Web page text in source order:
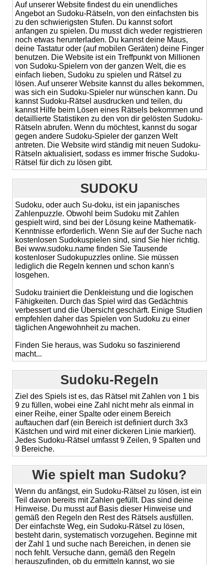
Auf unserer Website findest du ein unendliches
Angebot an Sudoku-Rätseln, von den einfachsten bis
zu den schwierigsten Stufen. Du kannst sofort
anfangen zu spielen. Du musst dich weder registrieren
noch etwas herunterladen. Du kannst deine Maus,
deine Tastatur oder (auf mobilen Geräten) deine Finger
benutzen. Die Website ist ein Treffpunkt von Millionen
von Sudoku-Spielern von der ganzen Welt, die es
einfach lieben, Sudoku zu spielen und Rätsel zu
lösen. Auf unserer Website kannst du alles bekommen,
was sich ein Sudoku-Spieler nur wünschen kann. Du
kannst Sudoku-Rätsel ausdrucken und teilen, du
kannst Hilfe beim Lösen eines Rätsels bekommen und
detaillierte Statistiken zu den von dir gelösten Sudoku-
Rätseln abrufen. Wenn du möchtest, kannst du sogar
gegen andere Sudoku-Spieler der ganzen Welt
antreten. Die Website wird ständig mit neuen Sudoku-
Rätseln aktualisiert, sodass es immer frische Sudoku-
Rätsel für dich zu lösen gibt.
SUDOKU
Sudoku, oder auch Su-doku, ist ein japanisches
Zahlenpuzzle. Obwohl beim Sudoku mit Zahlen
gespielt wird, sind bei der Lösung keine Mathematik-
Kenntnisse erforderlich. Wenn Sie auf der Suche nach
kostenlosen Sudokuspielen sind, sind Sie hier richtig.
Bei www.sudoku.name finden Sie Tausende
kostenloser Sudokupuzzles online. Sie müssen
lediglich die Regeln kennen und schon kann's
losgehen.
Sudoku trainiert die Denkleistung und die logischen
Fähigkeiten. Durch das Spiel wird das Gedächtnis
verbessert und die Übersicht geschärft. Einige Studien
empfehlen daher das Spielen von Sudoku zu einer
täglichen Angewohnheit zu machen.
Finden Sie heraus, was Sudoku so faszinierend
macht...
Sudoku-Regeln
Ziel des Spiels ist es, das Rätsel mit Zahlen von 1 bis
9 zu füllen, wobei eine Zahl nicht mehr als einmal in
einer Reihe, einer Spalte oder einem Bereich
auftauchen darf (ein Bereich ist definiert durch 3x3
Kästchen und wird mit einer dickeren Linie markiert).
Jedes Sudoku-Rätsel umfasst 9 Zeilen, 9 Spalten und
9 Bereiche.
Wie spielt man Sudoku?
Wenn du anfängst, ein Sudoku-Rätsel zu lösen, ist ein
Teil davon bereits mit Zahlen gefüllt. Das sind deine
Hinweise. Du musst auf Basis dieser Hinweise und
gemäß den Regeln den Rest des Rätsels ausfüllen.
Der einfachste Weg, ein Sudoku-Rätsel zu lösen,
besteht darin, systematisch vorzugehen. Beginne mit
der Zahl 1 und suche nach Bereichen, in denen sie
noch fehlt. Versuche dann, gemäß den Regeln
herauszufinden, ob du ermitteln kannst, wo sie